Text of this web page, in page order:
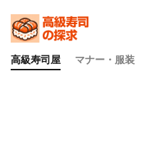
高級寿司屋 マナー・服装